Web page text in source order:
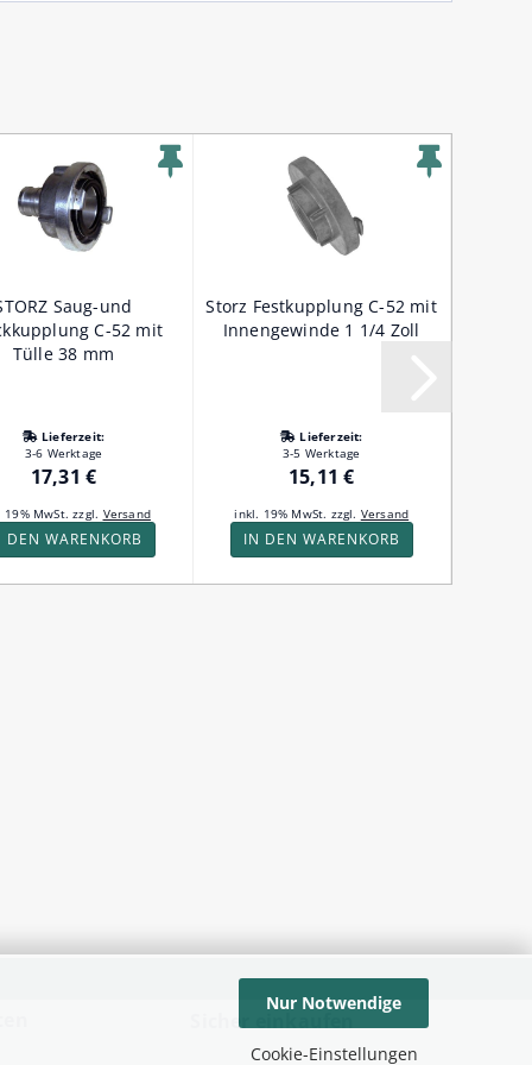
Nur Notwendige
Cookie-Einstellungen
Saug-und
C-52 mit
Tülle 38 mm
Lieferzeit:
3-6 Werktage
17,31 €
MwSt. zzgl. Versand
DEN WARENKORB
Storz Festkupplung C-52 mit
Innengewinde 1 1/4 Zoll
Lieferzeit:
3-5 Werktage
15,11 €
inkl. 19% MwSt. zzgl. Versand
IN DEN WARENKORB
Sicher einkaufen